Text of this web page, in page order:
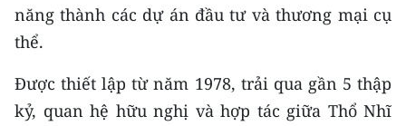
năng thành các dự án đầu tư và thương mại cụ
thể.
Được thiết lập từ năm 1978, trải qua gần 5 thập
kỷ, quan hệ hữu nghị và hợp tác giữa Thổ Nhĩ